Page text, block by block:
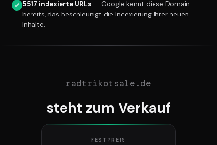
5517 indexierte URLs — Google kennt diese Domain
bereits, das beschleunigt die Indexierung Ihrer neuen
Inhalte.
radtrikotsale.de
steht zum Verkauf
FESTPREIS